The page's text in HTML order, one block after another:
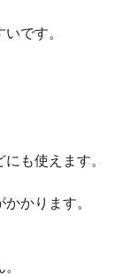
です。
も使えます。
かります。